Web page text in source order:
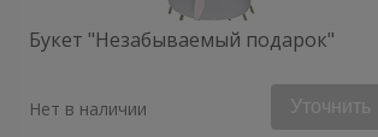
Букет "Незабываемый подарок"
Нет в наличии Уточнить